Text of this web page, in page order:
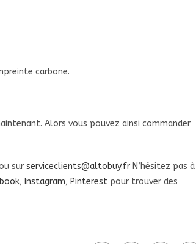
carbone.
Alors vous pouvez ainsi commander
sur serviceclients@altobuy.fr N’hésitez pas à
, Instagram, Pinterest pour trouver des